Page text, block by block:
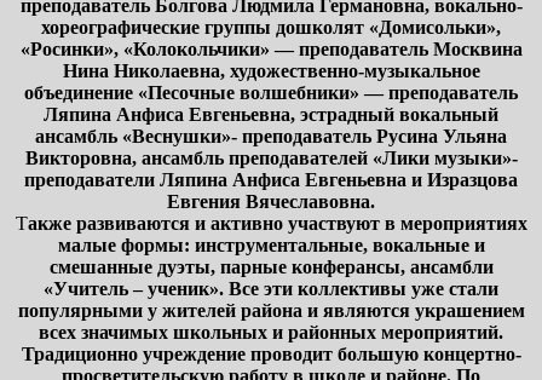
преподаватель Болгова Людмила Германовна, вокально-
хореографические группы дошколят «Домисольки»,
«Росинки», «Колокольчики» — преподаватель Москвина
Нина Николаевна, художественно-музыкальное
объединение «Песочные волшебники» — преподаватель
Ляпина Анфиса Евгеньевна, эстрадный вокальный
ансамбль «Веснушки»- преподаватель Русина Ульяна
Викторовна, ансамбль преподавателей «Лики музыки»-
преподаватели Ляпина Анфиса Евгеньевна и Изразцова
Евгения Вячеславовна.
Также развиваются и активно участвуют в мероприятиях
малые формы: инструментальные, вокальные и
смешанные дуэты, парные конферансы, ансамбли
«Учитель – ученик». Все эти коллективы уже стали
популярными у жителей района и являются украшением
всех значимых школьных и районных мероприятий.
Традиционно учреждение проводит большую концертно-
просветительскую работу в школе и районе. По